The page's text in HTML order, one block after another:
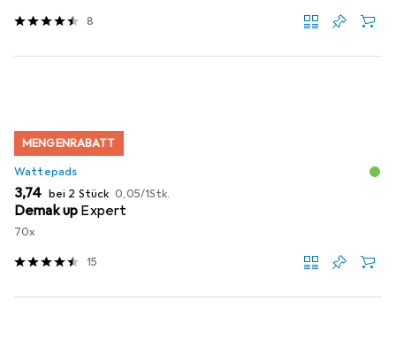
8
MENGENRABATT
Wattepads
EUR
3,74 bei 2 Stück EUR
0,05/1Stk.
Demak up Expert
70x
15